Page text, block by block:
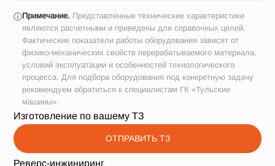
ⓘПримечание. Представленные технические характеристики
являются расчетными и приведены для справочных целей.
Фактические показатели работы оборудования зависят от
физико-механических свойств перерабатываемого материала,
условий эксплуатации и особенностей технологического
процесса. Для подбора оборудования под конкретную задачу
рекомендуем обратиться к специалистам ГК «Тульские
машины».
Изготовление по вашему ТЗ
ОТПРАВИТЬ ТЗ
Реверс-инжиниринг